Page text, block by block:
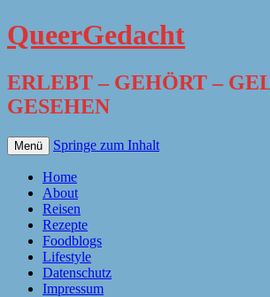
QueerGedacht
ERLEBT – GEHÖRT –
GESEHEN
Menü Springe zum Inhalt
Home
About
Reisen
Rezepte
Foodblogs
Lifestyle
Datenschutz
Impressum